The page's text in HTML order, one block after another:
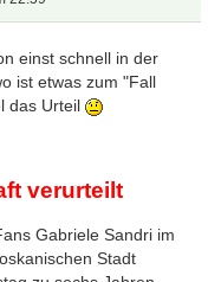
einst schnell in der
ist etwas zum "Fall
das Urteil
verurteilt
Gabriele Sandri im
Stadt